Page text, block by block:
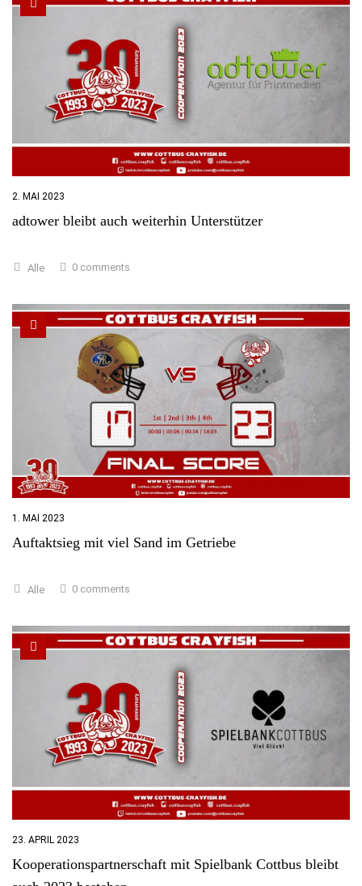
2. MAI 2023
adtower bleibt auch weiterhin Unterstützer
Alle 0 comments
1. MAI 2023
Auftaktsieg mit viel Sand im Getriebe
Alle 0 comments
23. APRIL 2023
Kooperationspartnerschaft mit Spielbank Cottbus bleibt